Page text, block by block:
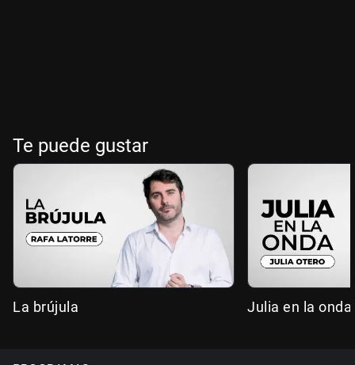
Te puede gustar
La brújula Julia en la onda